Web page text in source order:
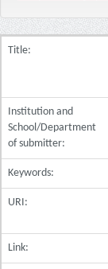
Title:
Institution and
School/Department
of submitter:
Keywords:
URI:
Link: